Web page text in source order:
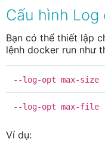
Cấu hình
Bạn có thể thiết lập
lệnh docker run như
--log-opt max-size
--log-opt max-file
Ví dụ: